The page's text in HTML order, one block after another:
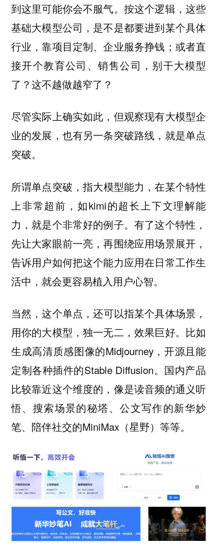
到这里可能你会不服气。按这个逻辑，这些
基础大模型公司，是不是都要进到某个具体
行业，靠项目定制、企业服务挣钱；或者直
接开个教育公司、销售公司，别干大模型
了？这不越做越窄了？
尽管实际上确实如此，但观察现有大模型企
业的发展，也有另一条突破路线，就是单点
突破。
所谓单点突破，指大模型能力，在某个特性
上非常超前 ，如kimi的超长上下文理解能
力，就是个非常好的例子。有了这个特性，
先让大家眼前一亮，再围绕应用场景展开，
告诉用户如何把这个能力应用在日常工作生
活中，就会更容易植入用户心智。
当然，这个单点，还可以指某个具体场景，
用你的大模型，独一无二，效果巨好。比如
生成高清质感图像的Midjourney，开源且能
定制各种插件的Stable Diffusion。国内产品
比较靠近这个维度的，像是读音频的通义听
悟、搜索场景的秘塔、公文写作的新华妙
笔、陪伴社交的MiniMax（星野）等等。